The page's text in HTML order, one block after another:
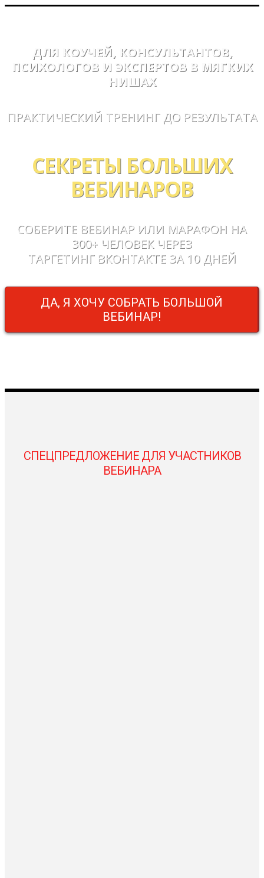
ДЛЯ КОУЧЕЙ, КОНСУЛЬТАНТОВ,
ПСИХОЛОГОВ И ЭКСПЕРТОВ В МЯГКИХ
НИШАХ
ПРАКТИЧЕСКИЙ ТРЕНИНГ ДО РЕЗУЛЬТАТА
СЕКРЕТЫ БОЛЬШИХ
ВЕБИНАРОВ
СОБЕРИТЕ ВЕБИНАР ИЛИ МАРАФОН НА
300+ ЧЕЛОВЕК ЧЕРЕЗ
ТАРГЕТИНГ ВКОНТАКТЕ ЗА 10 ДНЕЙ
ДА, Я ХОЧУ СОБРАТЬ БОЛЬШОЙ
ВЕБИНАР!
СПЕЦПРЕДЛОЖЕНИЕ ДЛЯ УЧАСТНИКОВ
ВЕБИНАРА